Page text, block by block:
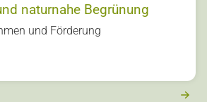
naturnahe Begrünung
und Förderung